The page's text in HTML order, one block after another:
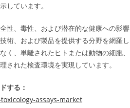
しています。
性、毒性、および潜在的な健康への影響
術、および製品を提供する分野を網羅し
、単離されたヒトまたは動物の細胞、
れた検査環境を実現しています。
する：
assays-market